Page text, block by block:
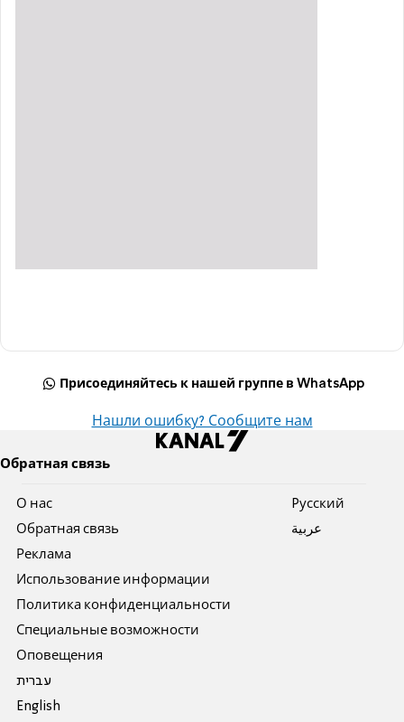
Присоединяйтесь к нашей группе в WhatsApp
Нашли ошибку? Сообщите нам
Обратная связь
О нас
Обратная связь
Реклама
Использование информации
Политика конфиденциальности
Специальные возможности
Оповещения
עברית
English
Pусский
عربية